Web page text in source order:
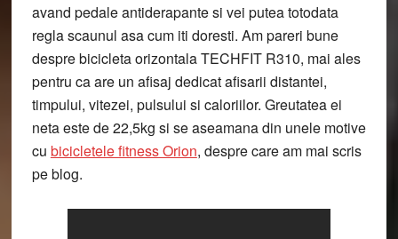
avand pedale antiderapante si vei putea totodata
regla scaunul asa cum iti doresti. Am pareri bune
despre bicicleta orizontala TECHFIT R310, mai ales
pentru ca are un afisaj dedicat afisarii distantei,
timpului, vitezei, pulsului si caloriilor. Greutatea ei
neta este de 22,5kg si se aseamana din unele motive
cu bicicletele fitness Orion, despre care am mai scris
pe blog.